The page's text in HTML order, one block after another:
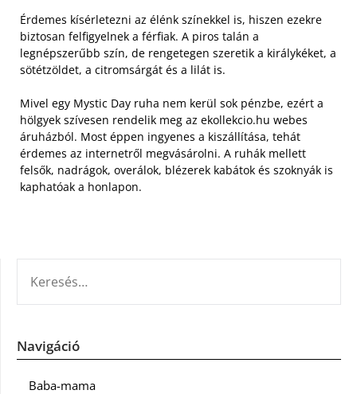
Érdemes kísérletezni az élénk színekkel is, hiszen ezekre
biztosan felfigyelnek a férfiak. A piros talán a
legnépszerűbb szín, de rengetegen szeretik a királykéket, a
sötétzöldet, a citromsárgát és a lilát is.
Mivel egy Mystic Day ruha nem kerül sok pénzbe, ezért a
hölgyek szívesen rendelik meg az ekollekcio.hu webes
áruházból. Most éppen ingyenes a kiszállítása, tehát
érdemes az internetről megvásárolni. A ruhák mellett
felsők, nadrágok, overálok, blézerek kabátok és szoknyák is
kaphatóak a honlapon.
Navigáció
Baba-mama